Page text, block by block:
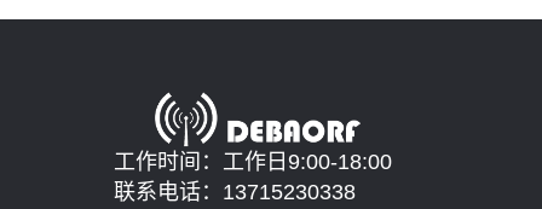
工作时间：工作日9:00-18:00
联系电话：13715230338